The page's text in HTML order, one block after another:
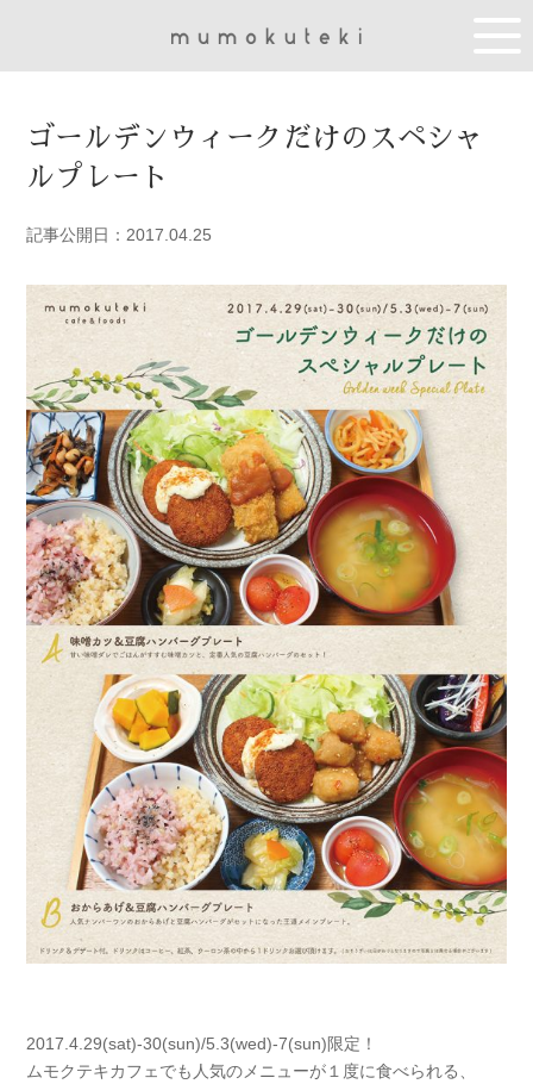
ゴールデンウィークだけのスペシャ
ルプレート
記事公開日：2017.04.25
2017.4.29(sat)-30(sun)/5.3(wed)-7(sun)限定！
ムモクテキカフェでも人気のメニューが１度に食べられる、